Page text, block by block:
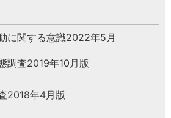
に関する意識2022年5月
調査2019年10月版
2018年4月版